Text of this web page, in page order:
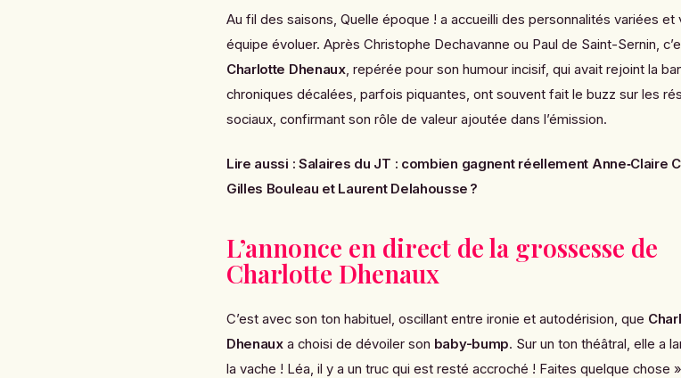
Au fil des saisons, Quelle époque ! a accueilli des personnalités variées et
équipe évoluer. Après Christophe Dechavanne ou Paul de Saint-Sernin,
Charlotte Dhenaux, repérée pour son humour incisif, qui avait rejoint la
chroniques décalées, parfois piquantes, ont souvent fait le buzz sur les
sociaux, confirmant son rôle de valeur ajoutée dans l’émission.
Lire aussi : Salaires du JT : combien gagnent réellement Anne‑Claire
Gilles Bouleau et Laurent Delahousse ?
L’annonce en direct de la grossesse de
Charlotte Dhenaux
C’est avec son ton habituel, oscillant entre ironie et autodérision, que
Dhenauxa choisi de dévoiler son baby-bump. Sur un ton théâtral, elle a
la vache ! Léa, il y a un truc qui est resté accroché ! Faites quelque chose »